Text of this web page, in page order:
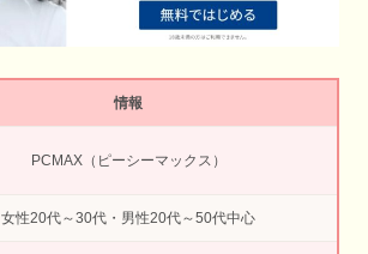
情報
PCMAX（ピーシーマックス）
女性20代～30代・男性20代～50代中心